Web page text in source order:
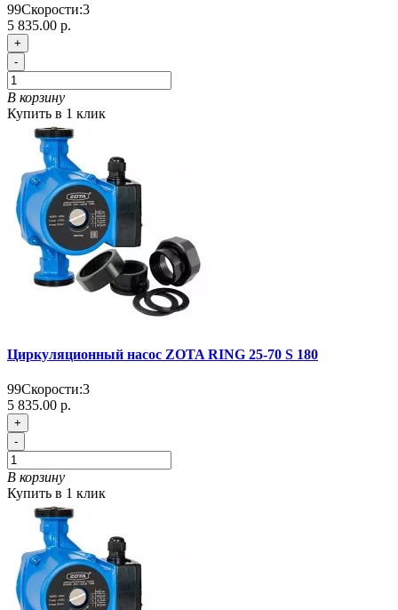
99Скорости:3
5 835.00 р.
+
-
В корзину
Купить в 1 клик
Циркуляционный насос ZOTA RING 25-70 S 180
99Скорости:3
5 835.00 р.
+
-
В корзину
Купить в 1 клик